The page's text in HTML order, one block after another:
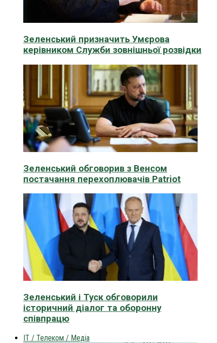
Зеленський призначить Умєрова
керівником Служби зовнішньої розвідки
Зеленський обговорив з Венсом
постачання перехоплювачів Patriot
Зеленський і Туск обговорили
історичний діалог та оборонну
співпрацю
IT / Телеком / Медіа